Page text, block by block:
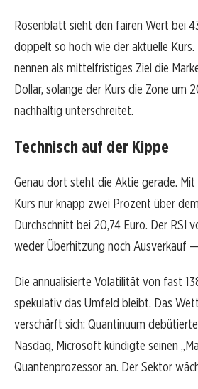
Rosenblatt sieht den fairen Wert bei
doppelt so hoch wie der aktuelle Kurs.
nennen als mittelfristiges Ziel die
Dollar, solange der Kurs die Zone um
nachhaltig unterschreitet.
Technisch auf der Kippe
Genau dort steht die Aktie gerade. Mit
Kurs nur knapp zwei Prozent über
Durchschnitt bei 20,74 Euro. Der RSI
weder Überhitzung noch Ausverkauf
Die annualisierte Volatilität von fast
spekulativ das Umfeld bleibt. Das
verschärft sich: Quantinuum
Nasdaq, Microsoft kündigte seinen
Quantenprozessor an. Der Sektor